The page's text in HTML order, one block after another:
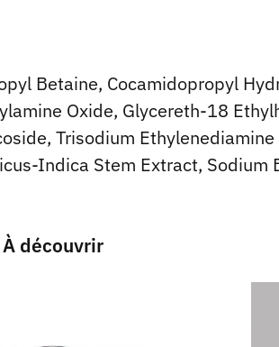
Betaine, Cocamidopropyl
Oxide, Glycereth-18
Trisodium
Indica Stem Extract, Sodium
À découvrir